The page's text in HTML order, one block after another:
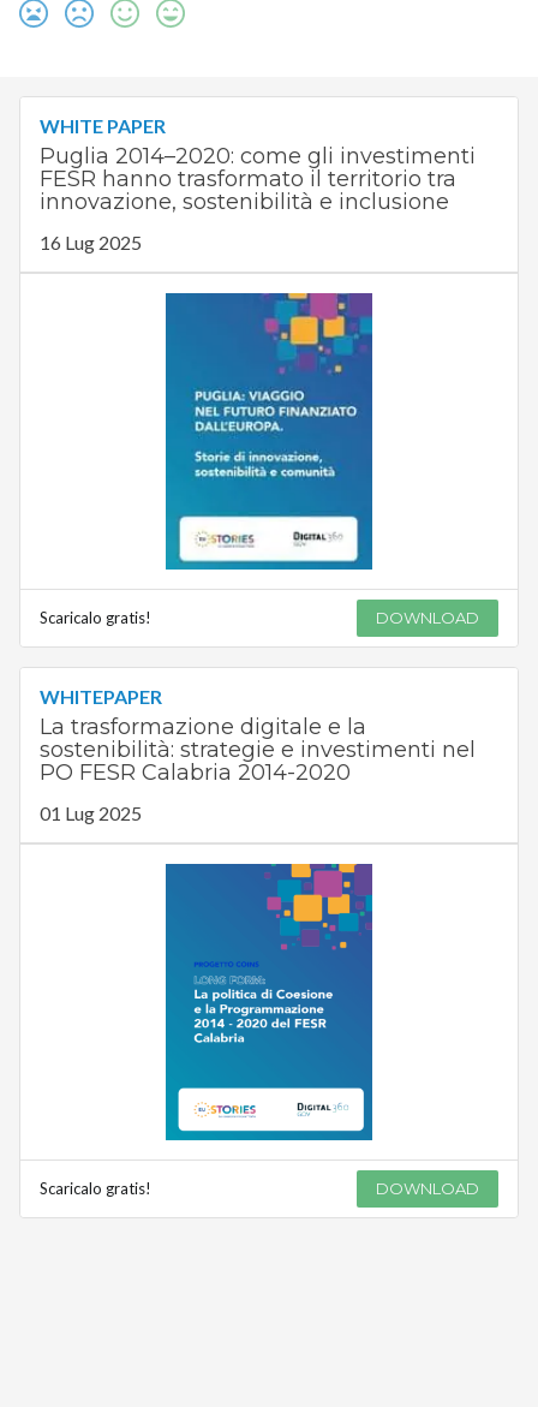
WHITE PAPER
Puglia 2014–2020: come gli investimenti
FESR hanno trasformato il territorio tra
innovazione, sostenibilità e inclusione
16 Lug 2025
Scaricalo gratis! DOWNLOAD
WHITEPAPER
La trasformazione digitale e la
sostenibilità: strategie e investimenti nel
PO FESR Calabria 2014-2020
01 Lug 2025
Scaricalo gratis! DOWNLOAD